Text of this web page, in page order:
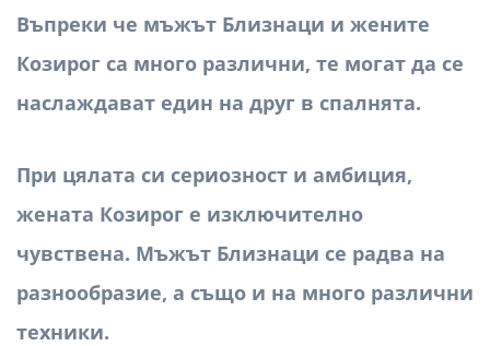
Въпреки че мъжът Близнаци и жените
Козирог са много различни, те могат да се
наслаждават един на друг в спалнята.
При цялата си сериозност и амбиция,
жената Козирог е изключително
чувствена. Мъжът Близнаци се радва на
разнообразие, а също и на много различни
техники.